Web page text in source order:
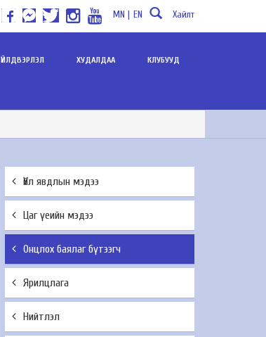
MN | EN Хайлт
ҮЙЛДВЭРЛЭЛ ХУДАЛДАА КЛУБУУД
Үйл явдлын мэдээ
Цаг үеийн мэдээ
Онцлох баялаг бүтээгч
Ярилцлага
Нийтлэл